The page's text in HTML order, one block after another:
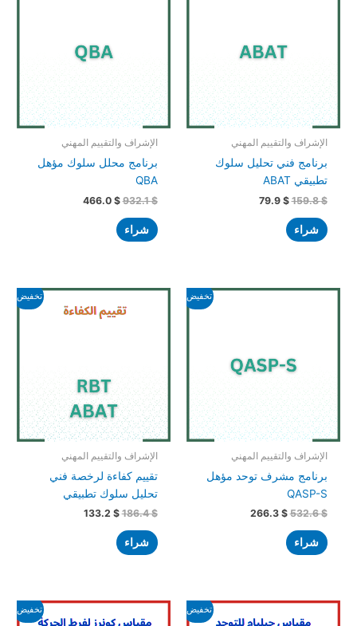
الإشراف والتقييم المهني
برنامج فني تحليل سلوك
تطبيقي ABAT
159.8$
79.9 $
شراء
الإشراف والتقييم المهني
برنامج محلل سلوك مؤهل
QBA
932.1$
466.0 $
شراء
تخفيض!
الإشراف والتقييم المهني
برنامج مشرف توحد مؤهل
QASP-S
532.6$
السعر
266.3 $
السعر
شراء
تخفيض!
الإشراف والتقييم المهني
تقييم كفاءة لرخصة فني
تحليل سلوك تطبيقي
186.4$
السعر
الأصلي
هو:
133.2 $
السعر
الحالي
شراء
تخفيض!
السعر
الأصلي
السعر
الحالي
تخفيض!
السعر
الأصلي
السعر
الحالي